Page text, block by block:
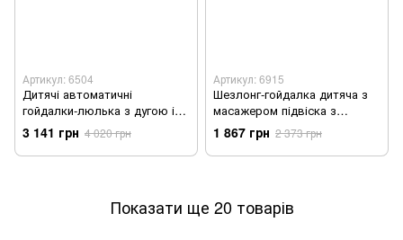
Артикул: 6504
Дитячі автоматичні
гойдалки-люлька з дугою і
брязкальцями (6504)
3 141 грн 4 020 грн
Артикул: 6915
Шезлонг-гойдалка дитяча з
масажером підвіска з
брязкальцями (6915)
1 867 грн 2 373 грн
Показати ще 20 товарів